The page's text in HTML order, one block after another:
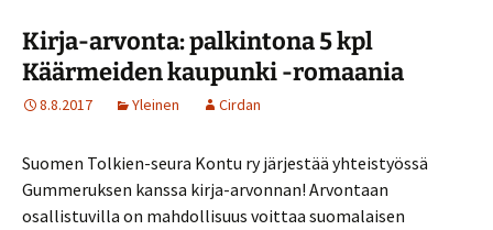
Kirja-arvonta: palkintona 5 kpl
Käärmeiden kaupunki -romaania
8.8.2017 Yleinen Cirdan
Suomen Tolkien-seura Kontu ry järjestää yhteistyössä
Gummeruksen kanssa kirja-arvonnan! Arvontaan
osallistuvilla on mahdollisuus voittaa suomalaisen